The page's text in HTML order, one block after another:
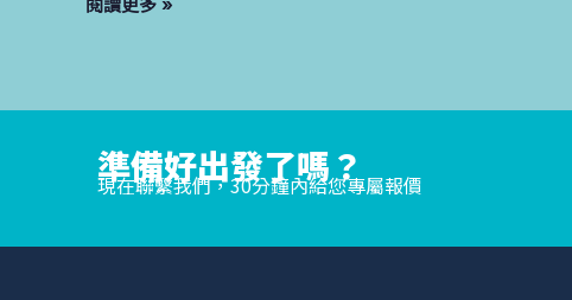
準備好出發了嗎？
現在聯繫我們，30分鐘內給您專屬報價